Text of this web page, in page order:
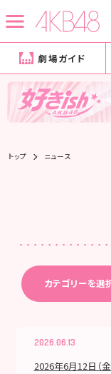
劇場ガイド
トップ ニュース
カテゴリーを選
2026.06.13
2026年6月12日（金